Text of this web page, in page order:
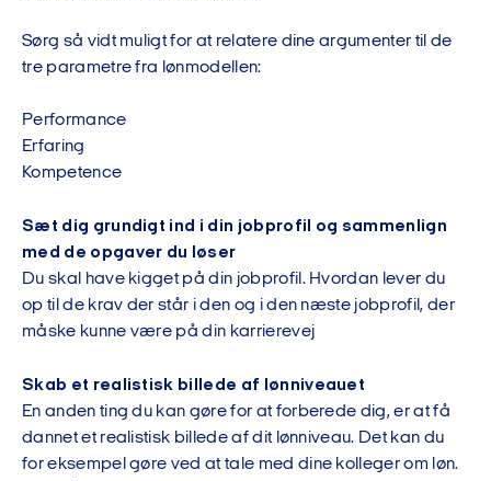
Sørg så vidt muligt for at relatere dine argumenter til de
tre parametre fra lønmodellen:
Performance
Erfaring
Kompetence
Sæt dig grundigt ind i din jobprofil og sammenlign
med de opgaver du løser
Du skal have kigget på din jobprofil. Hvordan lever du
op til de krav der står i den og i den næste jobprofil, der
måske kunne være på din karrierevej
Skab et realistisk billede af lønniveauet
En anden ting du kan gøre for at forberede dig, er at få
dannet et realistisk billede af dit lønniveau. Det kan du
for eksempel gøre ved at tale med dine kolleger om løn.